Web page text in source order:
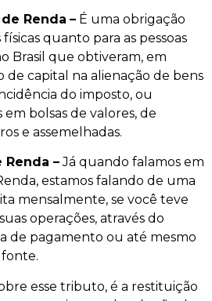
Renda – É uma obrigação
quanto para as pessoas
Brasil que obtiveram, em
capital na alienação de bens
do imposto, ou
bolsas de valores, de
e assemelhadas.
Renda –Já quando falamos em
estamos falando de uma
mensalmente, se você teve
operações, através do
de pagamento ou até mesmo
esse tributo, é a restituição